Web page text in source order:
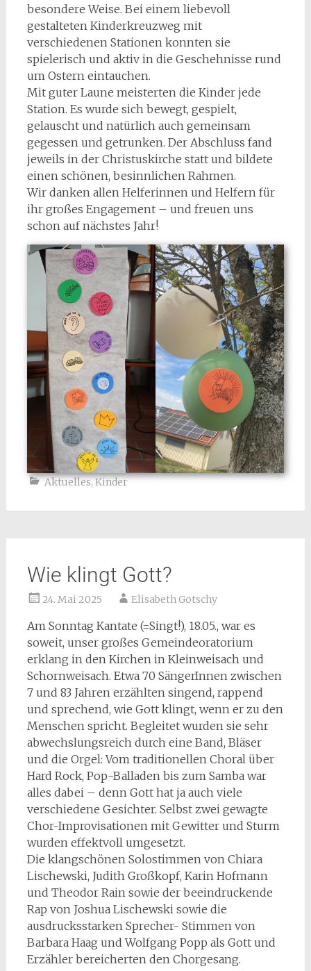
besondere Weise. Bei einem liebevoll
gestalteten Kinderkreuzweg mit
verschiedenen Stationen konnten sie
spielerisch und aktiv in die Geschehnisse rund
um Ostern eintauchen.
Mit guter Laune meisterten die Kinder jede
Station. Es wurde sich bewegt, gespielt,
gelauscht und natürlich auch gemeinsam
gegessen und getrunken. Der Abschluss fand
jeweils in der Christuskirche statt und bildete
einen schönen, besinnlichen Rahmen.
Wir danken allen Helferinnen und Helfern für
ihr großes Engagement – und freuen uns
schon auf nächstes Jahr!
Aktuelles,Kinder
Wie klingt Gott?
24. Mai 2025 Elisabeth Gotschy
Am Sonntag Kantate (=Singt!), 18.05., war es
soweit, unser großes Gemeindeoratorium
erklang in den Kirchen in Kleinweisach und
Schornweisach. Etwa 70 SängerInnen zwischen
7 und 83 Jahren erzählten singend, rappend
und sprechend, wie Gott klingt, wenn er zu den
Menschen spricht. Begleitet wurden sie sehr
abwechslungsreich durch eine Band, Bläser
und die Orgel: Vom traditionellen Choral über
Hard Rock, Pop-Balladen bis zum Samba war
alles dabei – denn Gott hat ja auch viele
verschiedene Gesichter. Selbst zwei gewagte
Chor-Improvisationen mit Gewitter und Sturm
wurden effektvoll umgesetzt.
Die klangschönen Solostimmen von Chiara
Lischewski, Judith Großkopf, Karin Hofmann
und Theodor Rain sowie der beeindruckende
Rap von Joshua Lischewski sowie die
ausdrucksstarken Sprecher- Stimmen von
Barbara Haag und Wolfgang Popp als Gott und
Erzähler bereicherten den Chorgesang.